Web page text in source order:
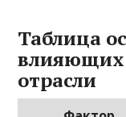
Таблица
влияющих
отрасли